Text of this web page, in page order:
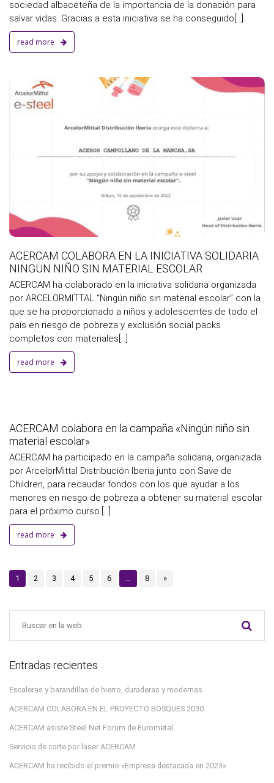
sociedad albaceteña de la importancia de la donación para
salvar vidas. Gracias a esta iniciativa se ha conseguido[...]
read more
ACERCAM COLABORA EN LA INICIATIVA SOLIDARIA
NINGUN NIÑO SIN MATERIAL ESCOLAR
ACERCAM ha colaborado en la iniciativa solidaria organizada
por ARCELORMITTAL “Ningún niño sin material escolar” con la
que se ha proporcionado a niños y adolescentes de todo el
país en riesgo de pobreza y exclusión social packs
completos con materiales[...]
read more
ACERCAM colabora en la campaña «Ningún niño sin
material escolar»
ACERCAM ha participado en la campaña solidaria, organizada
por ArcelorMittal Distribución Iberia junto con Save de
Children, para recaudar fondos con los que ayudar a los
menores en riesgo de pobreza a obtener su material escolar
para el próximo curso.[...]
read more
1 2 3 4 5 6 8 »
Entradas recientes
Escaleras y barandillas de hierro, duraderas y modernas
ACERCAM COLABORA EN EL PROYECTO BOSQUES 2030
ACERCAM asiste Steel Net Forum de Eurometal
Servicio de corte por laser ACERCAM
ACERCAM ha recibido el premio «Empresa destacada en 2023»